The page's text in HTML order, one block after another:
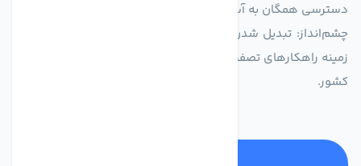
دسترسی همگان به آب پاک و سالم.
چشم‌انداز: تبدیل شدن به انتخاب اول صنایع و مصرف‌کنندگان در
زمینه راهکارهای تصفیه آب و ایفای نقشی کلیدی در حفظ منابع آبی
کشور.